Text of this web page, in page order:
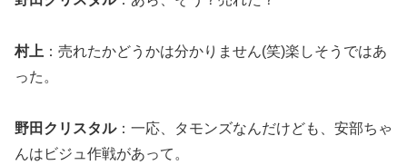
村上 ：売れたかどうかは分かりません(笑)楽しそうではあ
った。
野田クリスタル：一応、タモンズなんだけども、安部ちゃ
んはビジュ作戦があって。